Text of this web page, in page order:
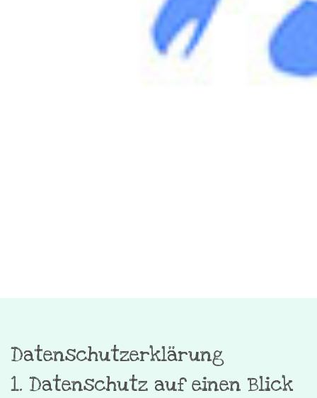
Datenschutz­erklärung
1. Datenschutz auf einen Blick